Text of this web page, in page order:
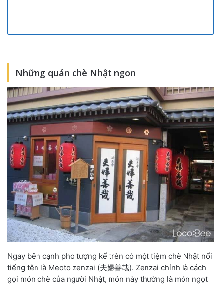
Những quán chè Nhật ngon
Ngay bên cạnh pho tượng kể trên có một tiệm chè Nhật nổi
tiếng tên là Meoto zenzai (夫婦善哉). Zenzai chính là cách
gọi món chè của người Nhật, món này thường là món ngọt